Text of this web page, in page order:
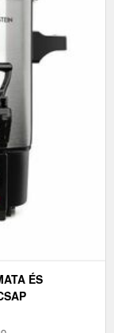
ÉS